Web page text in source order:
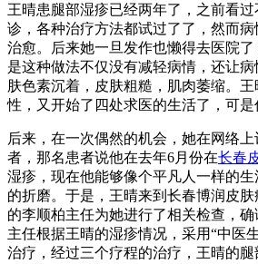
王晴患腿部湿疹已经两年了，之前看
诊，各种治疗方法都试过了了，然而
治愈。后来她一旦发作也懒得去医院
是这种做法不仅没有减轻病情，还让
肤色素沉着，皮肤粗糙，肌肉萎缩。
性，又开始了四处求医的生活了，可是
后来，在一次偶然的机会，她在网络
者，那名患者说他在去年6月份在长春
湿疹，现在他能够像个平凡人一样的
的折磨。于是，王晴来到长春博润皮
的李顺柏主任为她进行了相关检查，
主任根据王晴的湿疹情况，采用“中医
治疗，经过三个疗程的治疗，王晴的腿